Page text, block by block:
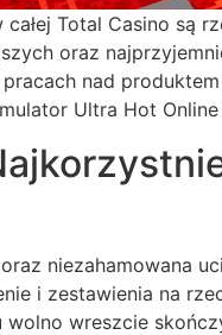
Total Casino są
oraz
nad
Ultra Hot
niezahamowana
i zestawienia na
wreszcie